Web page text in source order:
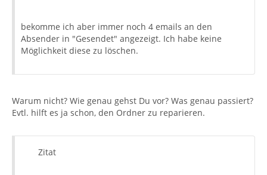
bekomme ich aber immer noch 4 emails an den
Absender in "Gesendet" angezeigt. Ich habe keine
Möglichkeit diese zu löschen.
Warum nicht? Wie genau gehst Du vor? Was genau passiert?
Evtl. hilft es ja schon, den Ordner zu reparieren.
Zitat